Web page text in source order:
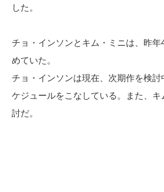
した。
チョ・インソンとキム・ミニは、昨
めていた。
チョ・インソンは現在、次期作を検討
ケジュールをこなしている。また、
討だ。